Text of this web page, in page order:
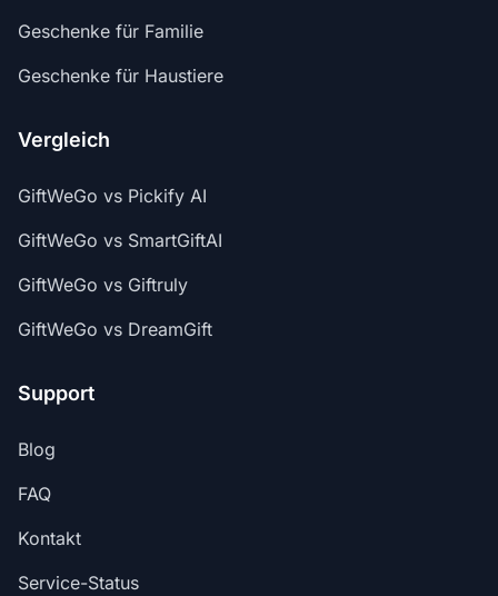
Geschenke für Familie
Geschenke für Haustiere
Vergleich
GiftWeGo vs Pickify AI
GiftWeGo vs SmartGiftAI
GiftWeGo vs Giftruly
GiftWeGo vs DreamGift
Support
Blog
FAQ
Kontakt
Service-Status